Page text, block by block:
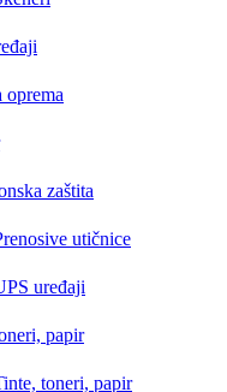
oprema
zaštita
utičnice
uređaji
papir
toneri, papir